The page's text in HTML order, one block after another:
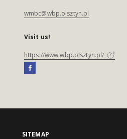
wmbc@wbp.olsztyn.pl
Visit us!
https://www.wbp.olsztyn.pl/
SITEMAP